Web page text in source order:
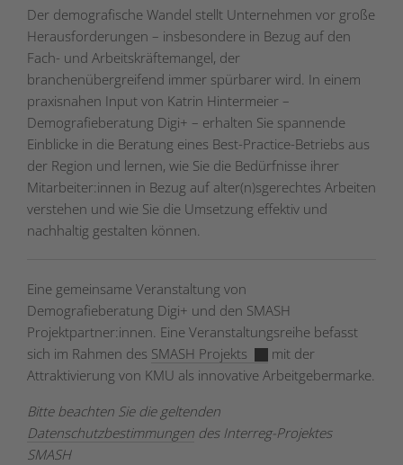
Der demografische Wandel stellt Unternehmen vor große
Herausforderungen – insbesondere in Bezug auf den
Fach- und Arbeitskräftemangel, der
branchenübergreifend immer spürbarer wird. In einem
praxisnahen Input von Katrin Hintermeier –
Demografieberatung Digi+ – erhalten Sie spannende
Einblicke in die Beratung eines Best-Practice-Betriebs aus
der Region und lernen, wie Sie die Bedürfnisse ihrer
Mitarbeiter:innen in Bezug auf alter(n)sgerechtes Arbeiten
verstehen und wie Sie die Umsetzung effektiv und
nachhaltig gestalten können.
Eine gemeinsame Veranstaltung von
Demografieberatung Digi+ und den SMASH
Projektpartner:innen. Eine Veranstaltungsreihe befasst
sich im Rahmen des SMASH Projekts
mit der
Attraktivierung von KMU als innovative Arbeitgebermarke.
Bitte beachten Sie die geltenden
Datenschutzbestimmungen des Interreg-Projektes
SMASH